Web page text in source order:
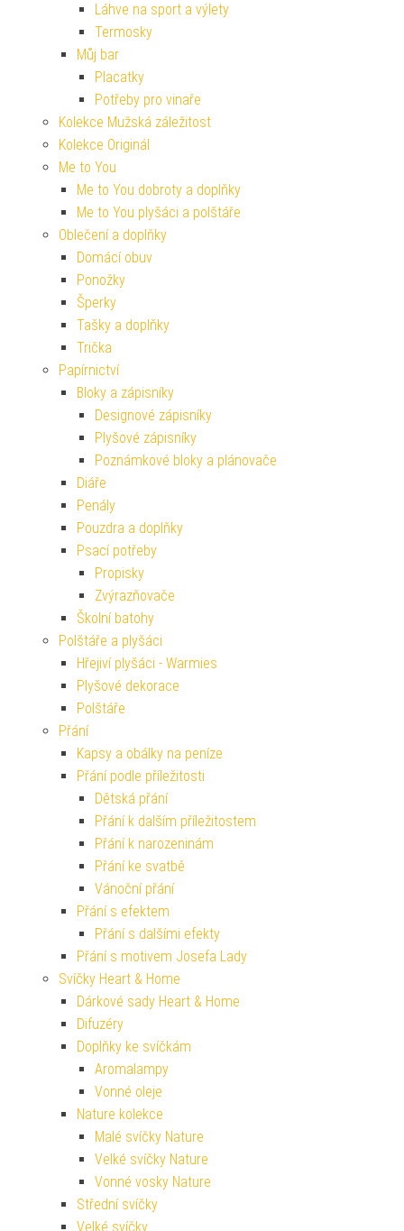
Láhve na sport a výlety
Termosky
Můj bar
Placatky
Potřeby pro vinaře
Kolekce Mužská záležitost
Kolekce Originál
Me to You
Me to You dobroty a doplňky
Me to You plyšáci a polštáře
Oblečení a doplňky
Domácí obuv
Ponožky
Šperky
Tašky a doplňky
Trička
Papírnictví
Bloky a zápisníky
Designové zápisníky
Plyšové zápisníky
Poznámkové bloky a plánovače
Diáře
Penály
Pouzdra a doplňky
Psací potřeby
Propisky
Zvýrazňovače
Školní batohy
Polštáře a plyšáci
Hřejiví plyšáci - Warmies
Plyšové dekorace
Polštáře
Přání
Kapsy a obálky na peníze
Přání podle příležitosti
Dětská přání
Přání k dalším příležitostem
Přání k narozeninám
Přání ke svatbě
Vánoční přání
Přání s efektem
Přání s dalšími efekty
Přání s motivem Josefa Lady
Svíčky Heart & Home
Dárkové sady Heart & Home
Difuzéry
Doplňky ke svíčkám
Aromalampy
Vonné oleje
Nature kolekce
Malé svíčky Nature
Velké svíčky Nature
Vonné vosky Nature
Střední svíčky
Velké svíčky